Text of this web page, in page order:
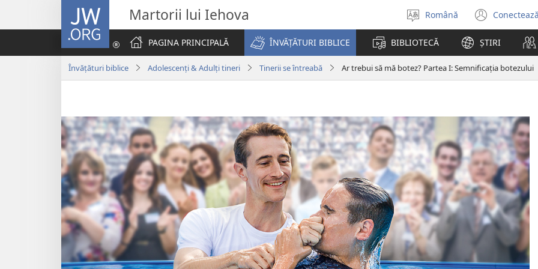
JW.ORG Martorii lui Iehova
Selectaţi
limba
Română
(se
nouă)
PAGINA PRINCIPALĂ
ÎNVĂȚĂTURI BIBLICE BIBLIOTECĂ ȘTIRI
Învățături biblice Adolescenți & Adulți tineri Tinerii se întreabă Ar trebui să mă botez? Partea I: Semnificația botezului